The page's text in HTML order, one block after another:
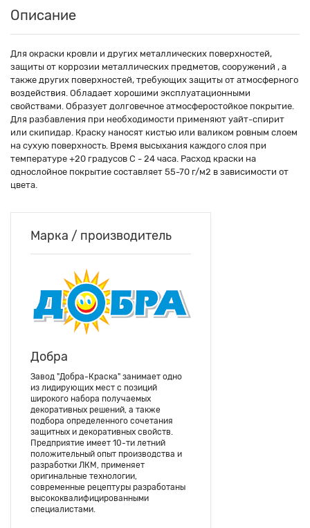
Описание
Для окраски кровли и других металлических поверхностей,
защиты от коррозии металлических предметов, сооружений , а
также других поверхностей, требующих защиты от атмосферного
воздействия. Обладает хорошими эксплуатационными
свойствами. Образует долговечное атмосферостойкое покрытие.
Для разбавления при необходимости применяют уайт-спирит
или скипидар. Краску наносят кистью или валиком ровным слоем
на сухую поверхность. Время высыхания каждого слоя при
температуре +20 градусов С - 24 часа. Расход краски на
однослойное покрытие составляет 55-70 г/м2 в зависимости от
цвета.
Марка / производитель
Добра
Завод "Добра-Краска" занимает одно
из лидирующих мест с позиций
широкого набора получаемых
декоративных решений, а также
подбора определенного сочетания
защитных и декоративных свойств.
Предприятие имеет 10-ти летний
положительный опыт производства и
разработки ЛКМ, применяет
оригинальные технологии,
современные рецептуры разработаны
высококвалифицированными
специалистами.